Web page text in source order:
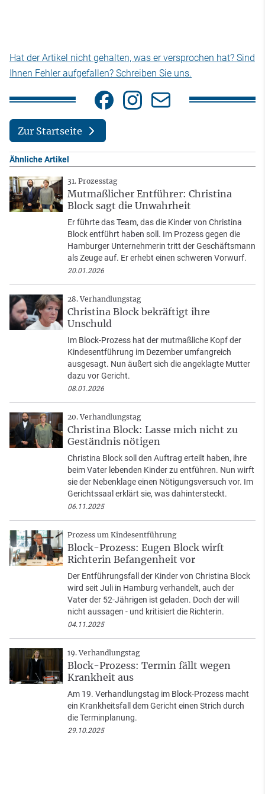
Hat der Artikel nicht gehalten, was er versprochen hat? Sind
Ihnen Fehler aufgefallen? Schreiben Sie uns.
Zur Startseite
Ähnliche Artikel
31. Prozesstag
Mutmaßlicher Entführer: Christina
Block sagt die Unwahrheit
Er führte das Team, das die Kinder von Christina
Block entführt haben soll. Im Prozess gegen die
Hamburger Unternehmerin tritt der Geschäftsmann
als Zeuge auf. Er erhebt einen schweren Vorwurf.
20.01.2026
28. Verhandlungstag
Christina Block bekräftigt ihre
Unschuld
Im Block-Prozess hat der mutmaßliche Kopf der
Kindesentführung im Dezember umfangreich
ausgesagt. Nun äußert sich die angeklagte Mutter
dazu vor Gericht.
08.01.2026
20. Verhandlungstag
Christina Block: Lasse mich nicht zu
Geständnis nötigen
Christina Block soll den Auftrag erteilt haben, ihre
beim Vater lebenden Kinder zu entführen. Nun wirft
sie der Nebenklage einen Nötigungsversuch vor. Im
Gerichtssaal erklärt sie, was dahintersteckt.
06.11.2025
Prozess um Kindesentführung
Block-Prozess: Eugen Block wirft
Richterin Befangenheit vor
Der Entführungsfall der Kinder von Christina Block
wird seit Juli in Hamburg verhandelt, auch der
Vater der 52-Jährigen ist geladen. Doch der will
nicht aussagen - und kritisiert die Richterin.
04.11.2025
19. Verhandlungstag
Block-Prozess: Termin fällt wegen
Krankheit aus
Am 19. Verhandlungstag im Block-Prozess macht
ein Krankheitsfall dem Gericht einen Strich durch
die Terminplanung.
29.10.2025